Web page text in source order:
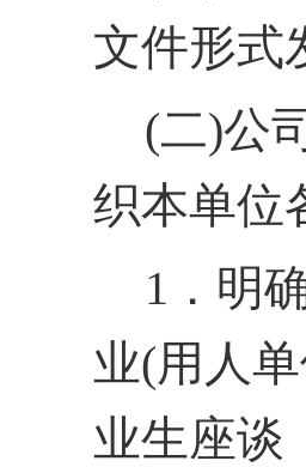
文件形式
(二)公
织本单位
1 ．明
业(用人
业生座谈